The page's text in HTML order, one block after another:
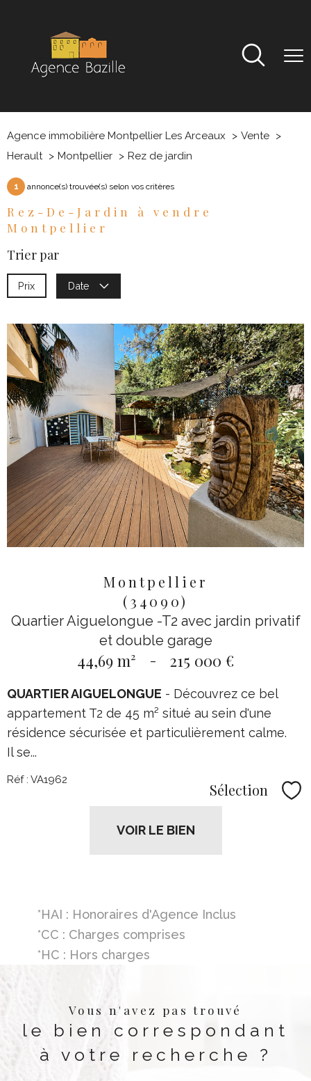
Agence immobilière Montpellier Les Arceaux
Vente
Herault
Montpellier Rez de jardin
1 annonce(s) trouvée(s) selon vos critères
Rez-De-Jardin à vendre
Montpellier
Trier par
Prix Date
Montpellier
(34090)
Quartier Aiguelongue -T2 avec jardin privatif
et double garage
44,69 m² - 215 000 €
QUARTIER AIGUELONGUE - Découvrez ce bel
appartement T2 de 45 m² situé au sein d'une
résidence sécurisée et particulièrement calme.
Il se...
Réf : VA1962
Sélection
VOIR LE BIEN
*HAI : Honoraires d'Agence Inclus
*CC : Charges comprises
*HC : Hors charges
Vous n'avez pas trouvé
le bien correspondant
à votre recherche ?